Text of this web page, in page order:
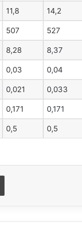
11,8 14,2
507 527
8,28 8,37
0,03 0,04
0,021 0,033
0,171 0,171
0,5 0,5
Yazdır